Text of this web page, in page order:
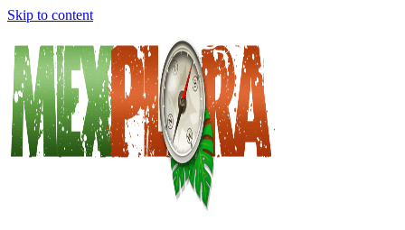
Skip to content